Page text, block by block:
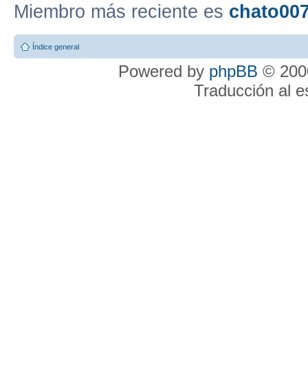
Miembro más reciente es
Índice general
Powered by phpBB ©
Traducción al